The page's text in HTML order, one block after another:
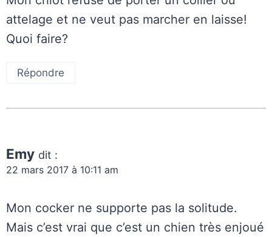
attelage et ne veut pas marcher en laisse!
Quoi faire?
Répondre
Emy dit :
22 mars 2017 à 10:11 am
Mon cocker ne supporte pas la solitude.
Mais c’est vrai que c’est un chien très enjoué